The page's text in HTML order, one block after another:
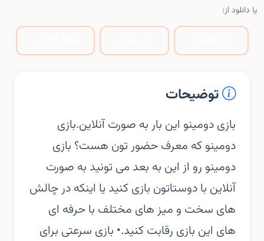
یا دانلود از:
توضیحات
‏‏بازی دومینو این بار به صورت آنلاین.‏بازی
دومینو که معرف حضور تون هست؟ بازی
دومینو رو از این به بعد می تونید به صورت
آنلاین با دوستاتون بازی کنید یا اینکه در چالش
های سخت و میز های مختلف با حرفه ای
های این بازی رقابت کنید.‏• بازی سرعتی برای